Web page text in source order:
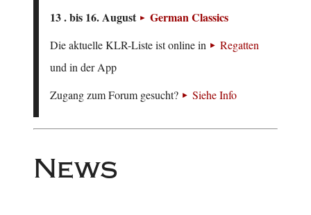
13 . bis 16. August German Classics
Die aktuelle KLR-Liste ist online in
Regatten
und in der App
Zugang zum Forum gesucht?
Siehe Info
News